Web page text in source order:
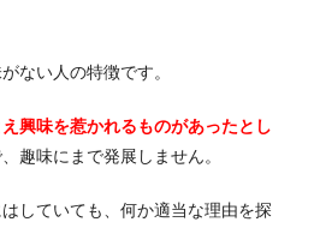
ない人の特徴です。
興味を惹かれるものがあったとし
趣味にまで発展しません。
はしていても、何か適当な理由を探